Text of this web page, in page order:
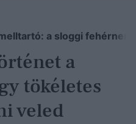
a sloggi
a
tökéletes
veled